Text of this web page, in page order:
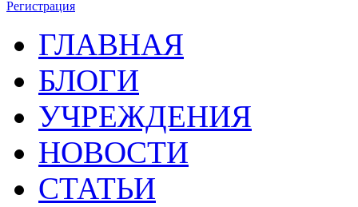
Регистрация
ГЛАВНАЯ
БЛОГИ
УЧРЕЖДЕНИЯ
НОВОСТИ
СТАТЬИ